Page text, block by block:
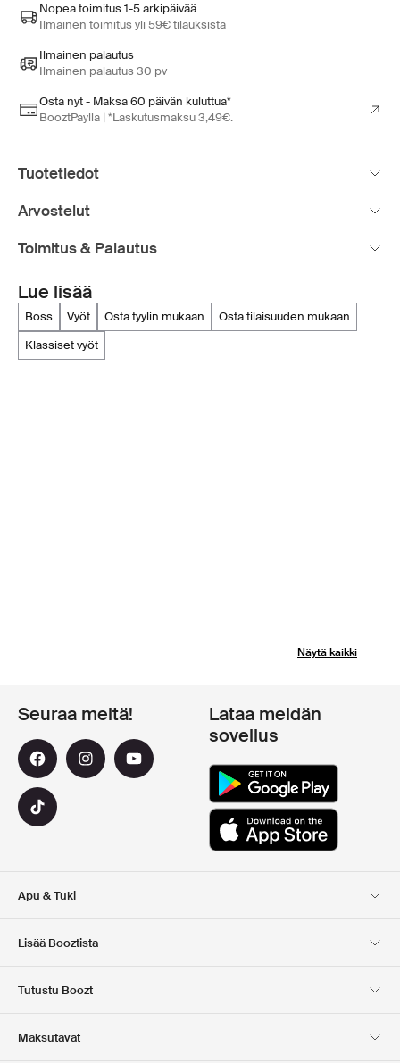
Nopea toimitus 1-5 arkipäivää
Ilmainen toimitus yli 59€ tilauksista
Ilmainen palautus
Ilmainen palautus 30 pv
Osta nyt - Maksa 60 päivän kuluttua*
BooztPaylla | *Laskutusmaksu 3,49€.
Tuotetiedot
Arvostelut
Toimitus & Palautus
Lue lisää
boss vyöt osta tyylin mukaan
osta tilaisuuden mukaan
klassiset vyöt
Näytä kaikki
Apu & Tuki
Lisää Booztista
Club Boozt
Tutustu Boozt
Seuraa meitä!
Lataa meidän
sovellus
Maksutavat